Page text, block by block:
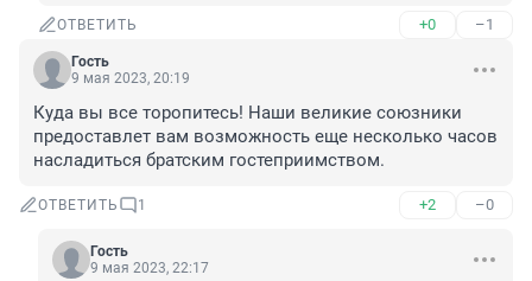
ОТВЕТИТЬ +0 –1
Гость
9 мая 2023, 20:19
Куда вы все торопитесь! Наши великие союзники
предоставлет вам возможность еще несколько часов
насладиться братским гостеприимством.
ОТВЕТИТЬ 1 +2 –0
Гость
9 мая 2023, 22:17